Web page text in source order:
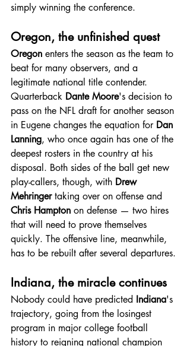
simply winning the conference.
Oregon, the unfinished quest
Oregon enters the season as the team to
beat for many observers, and a
legitimate national title contender.
Quarterback Dante Moore's decision to
pass on the NFL draft for another season
in Eugene changes the equation for Dan
Lanning, who once again has one of the
deepest rosters in the country at his
disposal. Both sides of the ball get new
play-callers, though, with Drew
Mehringer taking over on offense and
Chris Hampton on defense — two hires
that will need to prove themselves
quickly. The offensive line, meanwhile,
has to be rebuilt after several departures.
Indiana, the miracle continues
Nobody could have predicted Indiana's
trajectory, going from the losingest
program in major college football
history to reigning national champion